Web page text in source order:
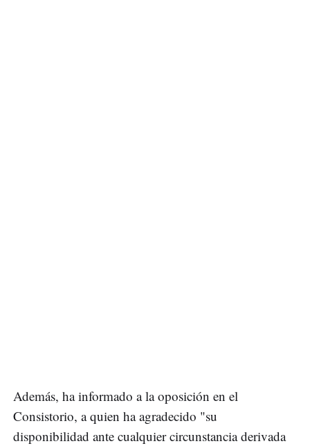
Además, ha informado a la oposición en el
Consistorio, a quien ha agradecido "su
disponibilidad ante cualquier circunstancia derivada